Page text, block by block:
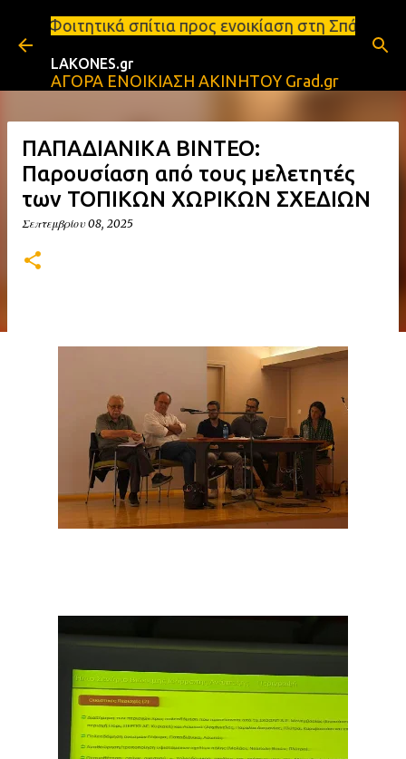
Μετάβαση στο κύριο περιεχόμενο
προς ενοικίαση στη Σπάρτη Ενοικιάσεις
LAKONES.gr
ΑΓΟΡΑ ΕΝΟΙΚΙΑΣΗ ΑΚΙΝΗΤΟΥ Grad.gr
ΠΑΠΑΔΙΑΝΙΚΑ ΒΙΝΤΕΟ:
Παρουσίαση από τους μελετητές
των ΤΟΠΙΚΩΝ ΧΩΡΙΚΩΝ ΣΧΕΔΙΩΝ
Σεπτεμβρίου 08, 2025